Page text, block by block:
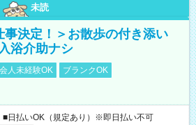
未読
事決定！＞お散歩の付き添い
浴介助ナシ
人未経験OK
ブランクOK
日払いOK（規定あり）※即日払い不可